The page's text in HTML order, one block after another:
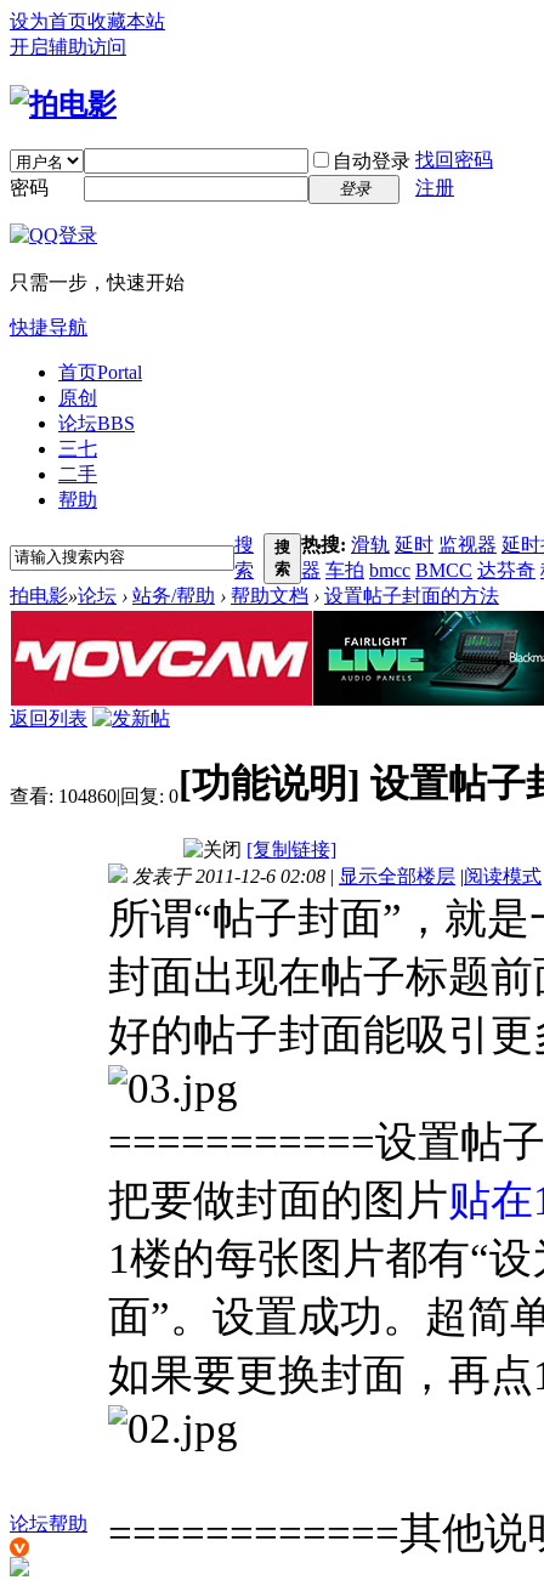
设为首页收藏本站
开启辅助访问
自动登录 找回密码
密码
登录 注册
只需一步，快速开始
快捷导航
首页Portal
原创
论坛BBS
三七
二手
帮助
搜
索
搜
索
热搜: 滑轨 延时 监视器 延
器 车拍 bmcc BMCC 达芬奇
拍电影»论坛 › 站务/帮助 › 帮助文档 › 设置帖子封面的方法
返回列表
查看: 104860|回复: 0[功能说明] 设置帖子
[复制链接]
论坛帮助
发表于 2011-12-6 02:08 | 显示全部楼层 |阅读模式
所谓“帖子封面”，就
封面出现在帖子标题
好的帖子封面能吸引
===========设置帖
把要做封面的图片贴在
1楼的每张图片都有“
面”。设置成功。超简
如果要更换封面，再
============其他说